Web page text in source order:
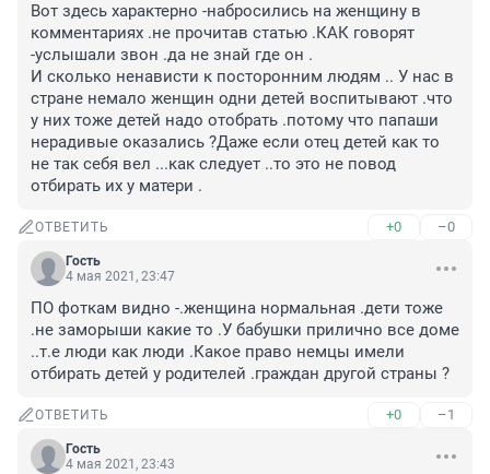
Вот здесь характерно -набросились на женщину в
комментариях .не прочитав статью .КАК говорят
-услышали звон .да не знай где он .
И сколько ненависти к посторонним людям .. У нас в
стране немало женщин одни детей воспитывают .что
у них тоже детей надо отобрать .потому что папаши
нерадивые оказались ?Даже если отец детей как то
не так себя вел ...как следует ..то это не повод
отбирать их у матери .
ОТВЕТИТЬ +0 –0
Гость
4 мая 2021, 23:47
ПО фоткам видно -.женщина нормальная .дети тоже
.не заморыши какие то .У бабушки прилично все доме
..т.е люди как люди .Какое право немцы имели
отбирать детей у родителей .граждан другой страны ?
ОТВЕТИТЬ +0 –1
Гость
4 мая 2021, 23:43